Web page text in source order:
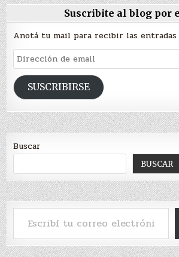
Suscribite al blog por
Anotá tu mail para recibir las entradas
Dirección
de
emailSUSCRIBIRSE
Buscar
BUSCAR
Escribí tu correo electrónico…